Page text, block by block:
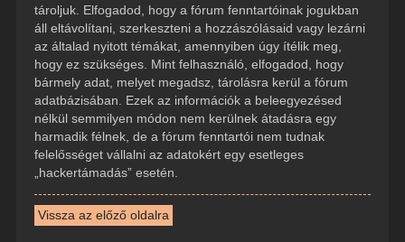
tároljuk. Elfogadod, hogy a fórum fenntartóinak jogukban
áll eltávolítani, szerkeszteni a hozzászólásaid vagy lezárni
az általad nyitott témákat, amennyiben úgy ítélik meg,
hogy ez szükséges. Mint felhasználó, elfogadod, hogy
bármely adat, melyet megadsz, tárolásra kerül a fórum
adatbázisában. Ezek az információk a beleegyezésed
nélkül semmilyen módon nem kerülnek átadásra egy
harmadik félnek, de a fórum fenntartói nem tudnak
felelősséget vállalni az adatokért egy esetleges
„hackertámadás” esetén.
Vissza az előző oldalra